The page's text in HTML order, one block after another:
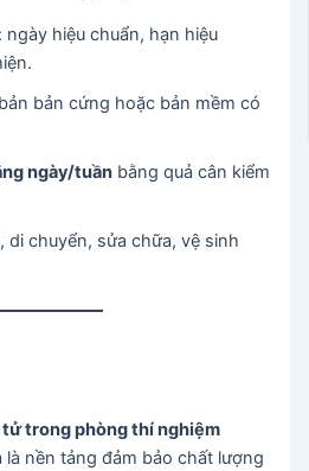
ngày hiệu chuẩn, hạn hiệu
bản cứng hoặc bản mềm có
ngày/tuần bằng quả cân kiểm
di chuyển, sửa chữa, vệ sinh
tử trong phòng thí nghiệm
nền tảng đảm bảo chất lượng